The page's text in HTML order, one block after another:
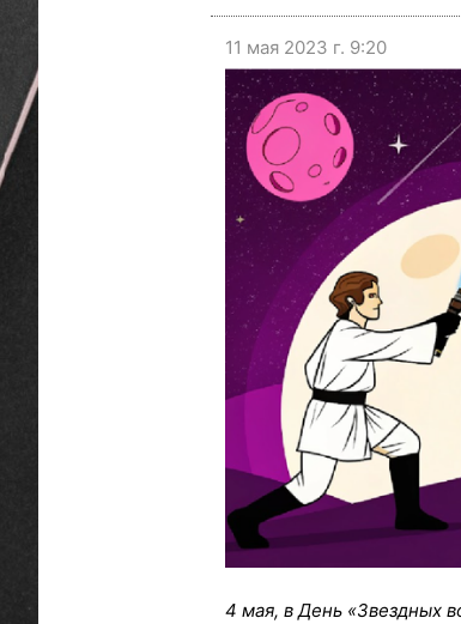
11 мая 2023 г. 9:20
4 мая, в День «Звездных